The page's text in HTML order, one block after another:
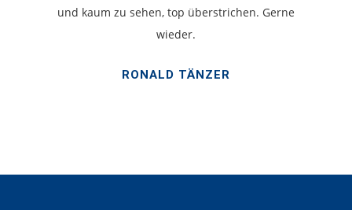
und kaum zu sehen, top überstrichen. Gerne
wieder.
RONALD TÄNZER